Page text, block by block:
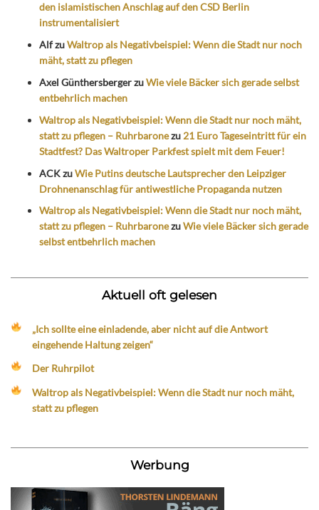
den islamistischen Anschlag auf den CSD Berlin
instrumentalisiert
AlfzuWaltrop als Negativbeispiel: Wenn die Stadt nur noch
mäht, statt zu pflegen
Axel GünthersbergerzuWie viele Bäcker sich gerade selbst
entbehrlich machen
Waltrop als Negativbeispiel: Wenn die Stadt nur noch mäht,
statt zu pflegen – Ruhrbaronezu 21 Euro Tageseintritt für ein
Stadtfest? Das Waltroper Parkfest spielt mit dem Feuer!
ACKzuWie Putins deutsche Lautsprecher den Leipziger
Drohnenanschlag für antiwestliche Propaganda nutzen
Waltrop als Negativbeispiel: Wenn die Stadt nur noch mäht,
statt zu pflegen – RuhrbaronezuWie viele Bäcker sich gerade
selbst entbehrlich machen
Aktuell oft gelesen
„Ich sollte eine einladende, aber nicht auf die Antwort
eingehende Haltung zeigen“
Der Ruhrpilot
Waltrop als Negativbeispiel: Wenn die Stadt nur noch mäht,
statt zu pflegen
Werbung